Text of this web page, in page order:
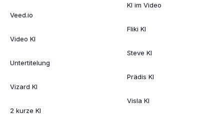
Veed.io
Video KI
Untertitelung
Vizard KI
2 kurze KI
KI im Video
Fliki KI
Steve KI
Prädis KI
Visla KI